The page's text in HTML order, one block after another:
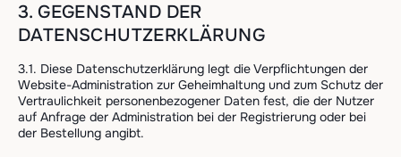
3. GEGENSTAND DER
DATENSCHUTZERKLÄRUNG
3.1. Diese Datenschutzerklärung legt die Verpflichtungen der
Website-Administration zur Geheimhaltung und zum Schutz der
Vertraulichkeit personenbezogener Daten fest, die der Nutzer
auf Anfrage der Administration bei der Registrierung oder bei
der Bestellung angibt.